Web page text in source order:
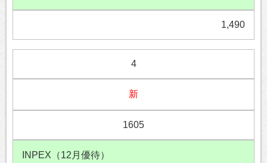
1,490
4
新
1605
INPEX（12月優待）